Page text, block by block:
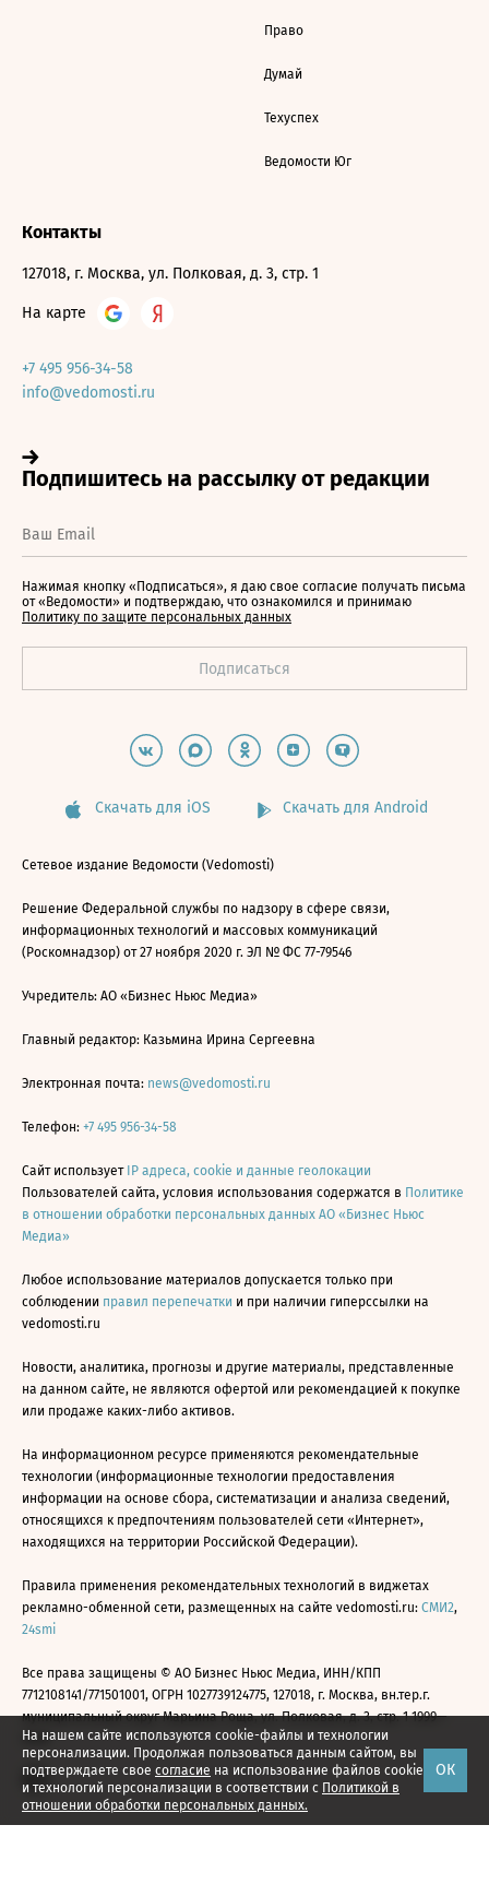
На нашем сайте используются cookie-файлы и технологии
персонализации. Продолжая пользоваться данным сайтом, вы
подтверждаете свое согласие на использование файлов cookie
и технологий персонализации в соответствии с Политикой в
отношении обработки персональных данных.
ОК
Право
Думай
Техуспех
Ведомости Юг
Контакты
127018, г. Москва, ул. Полковая, д. 3, стр. 1
На карте
+7 495 956-34-58
info@vedomosti.ru
Нажимая кнопку «Подписаться», я даю свое согласие получать письма
от «Ведомости» и подтверждаю, что ознакомился и принимаю
Политику по защите персональных данных
Скачать для iOS Скачать для Android
Сетевое издание Ведомости (Vedomosti)
Решение Федеральной службы по надзору в сфере связи,
информационных технологий и массовых коммуникаций
(Роскомнадзор) от 27 ноября 2020 г. ЭЛ № ФС 77-79546
Учредитель: АО «Бизнес Ньюс Медиа»
Главный редактор: Казьмина Ирина Сергеевна
Электронная почта: news@vedomosti.ru
Телефон: +7 495 956-34-58
Сайт использует IP адреса, cookie и данные геолокации
Пользователей сайта, условия использования содержатся в Политике
в отношении обработки персональных данных АО «Бизнес Ньюс
Медиа»
Любое использование материалов допускается только при
соблюдении правил перепечатки и при наличии гиперссылки на
vedomosti.ru
Новости, аналитика, прогнозы и другие материалы, представленные
на данном сайте, не являются офертой или рекомендацией к покупке
или продаже каких-либо активов.
На информационном ресурсе применяются рекомендательные
технологии (информационные технологии предоставления
информации на основе сбора, систематизации и анализа сведений,
относящихся к предпочтениям пользователей сети «Интернет»,
находящихся на территории Российской Федерации).
Правила применения рекомендательных технологий в виджетах
рекламно-обменной сети, размещенных на сайте vedomosti.ru: СМИ2,
24smi
Все права защищены © АО Бизнес Ньюс Медиа, ИНН/КПП
7712108141/771501001, ОГРН 1027739124775, 127018, г. Москва, вн.тер.г.
муниципальный округ Марьина Роща, ул. Полковая, д. 3, стр. 1 1999—
2026